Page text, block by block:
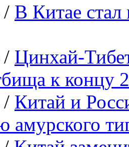
/ В Китае
/ Цинхай-
к концу
/ ​Китай и
амурского